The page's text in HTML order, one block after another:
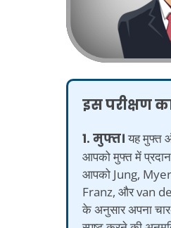
इस परीक्षण
1. मुफ्त।यह मुफ्त
आपको मुफ्त में
आपको Jung,
Franz, और van
के अनुसार अपना